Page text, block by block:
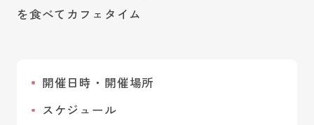
を食べてカフェタイム
開催日時・開催場所
スケジュール